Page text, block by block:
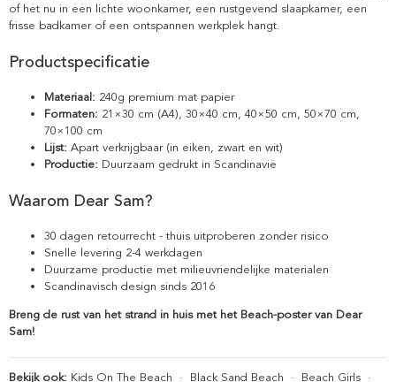
of het nu in een lichte woonkamer, een rustgevend slaapkamer, een
frisse badkamer of een ontspannen werkplek hangt.
Productspecificatie
Materiaal: 240g premium mat papier
Formaten: 21×30 cm (A4), 30×40 cm, 40×50 cm, 50×70 cm,
70×100 cm
Lijst: Apart verkrijgbaar (in eiken, zwart en wit)
Productie: Duurzaam gedrukt in Scandinavië
Waarom Dear Sam?
30 dagen retourrecht - thuis uitproberen zonder risico
Snelle levering 2-4 werkdagen
Duurzame productie met milieuvriendelijke materialen
Scandinavisch design sinds 2016
Breng de rust van het strand in huis met het Beach-poster van Dear
Sam!
Bekijk ook: Kids On The Beach · Black Sand Beach · Beach Girls ·